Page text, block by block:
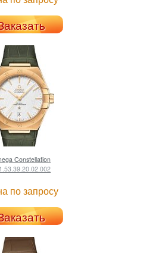
Constellation
по запросу